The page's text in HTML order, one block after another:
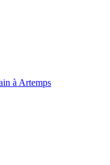
à Artemps